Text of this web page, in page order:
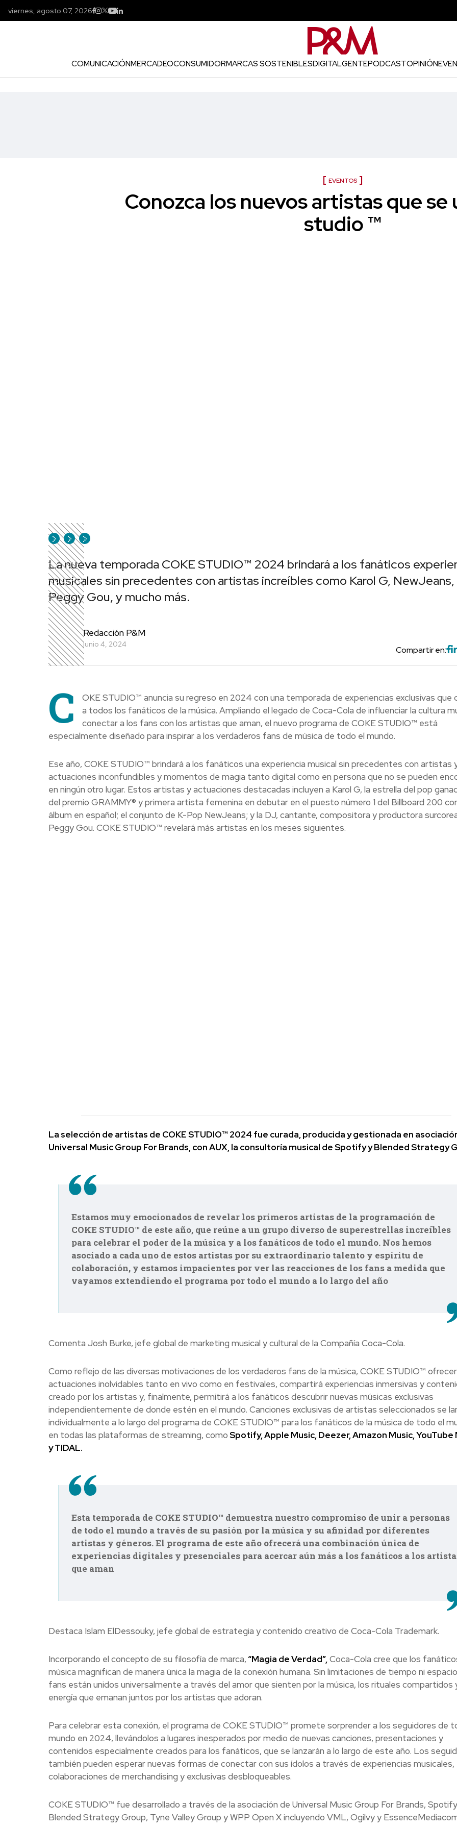
viernes, agosto 07, 2026
COMUNICACIÓNMERCADEOCONSUMIDORMARCAS SOSTENIBLESDIGITALGENTEPODCASTOPINIÓN
EVENTOS
Conozca los nuevos artistas que se
studio ™
La nueva temporada COKE STUDIO™ 2024 brindará a los fanáticos
musicales sin precedentes con artistas increíbles como Karol G, NewJeans,
Peggy Gou, y mucho más.
Redacción P&M
junio 4, 2024
Compartir en:
C
OKE STUDIO™ anuncia su regreso en 2024 con una temporada de experiencias exclusivas que
a todos los fanáticos de la música. Ampliando el legado de Coca-Cola de influenciar la cultura
conectar a los fans con los artistas que aman, el nuevo programa de COKE STUDIO™ está
especialmente diseñado para inspirar a los verdaderos fans de música de todo el mundo.
Ese año, COKE STUDIO™ brindará a los fanáticos una experiencia musical sin precedentes con artistas
actuaciones inconfundibles y momentos de magia tanto digital como en persona que no se pueden
en ningún otro lugar. Estos artistas y actuaciones destacadas incluyen a Karol G, la estrella del pop
del premio GRAMMY® y primera artista femenina en debutar en el puesto número 1 del Billboard 200
álbum en español; el conjunto de K-Pop NewJeans; y la DJ, cantante, compositora y productora
Peggy Gou. COKE STUDIO™ revelará más artistas en los meses siguientes.
La selección de artistas de COKE STUDIO™ 2024 fue curada, producida y gestionada en
Universal Music Group For Brands, con AUX, la consultoría musical de Spotify y Blended Strategy
Estamos muy emocionados de revelar los primeros artistas de la programación de
COKE STUDIO™ de este año, que reúne a un grupo diverso de superestrellas increíbles
para celebrar el poder de la música y a los fanáticos de todo el mundo. Nos hemos
asociado a cada uno de estos artistas por su extraordinario talento y espíritu de
colaboración, y estamos impacientes por ver las reacciones de los fans a medida que
vayamos extendiendo el programa por todo el mundo a lo largo del año
Comenta Josh Burke, jefe global de marketing musical y cultural de la Compañía Coca-Cola.
Como reflejo de las diversas motivaciones de los verdaderos fans de la música, COKE STUDIO™
actuaciones inolvidables tanto en vivo como en festivales, compartirá experiencias inmersivas y
creado por los artistas y, finalmente, permitirá a los fanáticos descubrir nuevas músicas exclusivas
independientemente de donde estén en el mundo. Canciones exclusivas de artistas seleccionados se
individualmente a lo largo del programa de COKE STUDIO™ para los fanáticos de la música de todo el
en todas las plataformas de streaming, comoSpotify, Apple Music, Deezer, Amazon Music, YouTube
y TIDAL.
Esta temporada de COKE STUDIO™ demuestra nuestro compromiso de unir a personas
de todo el mundo a través de su pasión por la música y su afinidad por diferentes
artistas y géneros. El programa de este año ofrecerá una combinación única de
experiencias digitales y presenciales para acercar aún más a los fanáticos a los
que aman
Destaca Islam ElDessouky, jefe global de estrategia y contenido creativo de Coca-Cola Trademark.
Incorporando el concepto de su filosofía de marca,“Magia de Verdad”,Coca-Cola cree que los
música magnifican de manera única la magia de la conexión humana. Sin limitaciones de tiempo ni
fans están unidos universalmente a través del amor que sienten por la música, los rituales compartidos
energía que emanan juntos por los artistas que adoran.
Para celebrar esta conexión, el programa de COKE STUDIO™ promete sorprender a los seguidores de
mundo en 2024, llevándolos a lugares inesperados por medio de nuevas canciones, presentaciones y
contenidos especialmente creados para los fanáticos, que se lanzarán a lo largo de este año. Los
también pueden esperar nuevas formas de conectar con sus ídolos a través de experiencias musicales,
colaboraciones de merchandising y exclusivas desbloqueables.
COKE STUDIO™ fue desarrollado a través de la asociación de Universal Music Group For Brands,
Blended Strategy Group, Tyne Valley Group y WPP Open X incluyendo VML, Ogilvy y